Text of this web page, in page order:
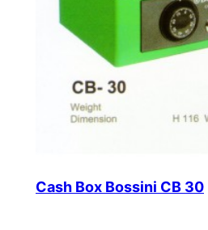
Cash Box Bossini CB 30